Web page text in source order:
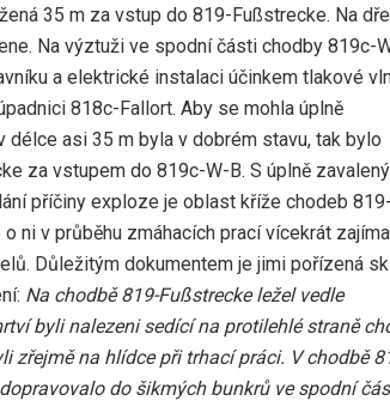
35 m za vstup do 819-Fußstrecke. Na
Na výztuži ve spodní části chodby 819c-
a elektrické instalaci účinkem tlakové
818c-Fallort. Aby se mohla úplně
asi 35 m byla v dobrém stavu, tak bylo
za vstupem do 819c-W-B. S úplně
příčiny exploze je oblast kříže chodeb 819-
ni v průběhu zmáhacích prací vícekrát
Důležitým dokumentem je jimi pořízená
Na chodbě 819-Fußstrecke ležel vedle
byli nalezeni sedící na protilehlé straně
zřejmě na hlídce při trhací práci. V chodbě
do šikmých bunkrů ve spodní